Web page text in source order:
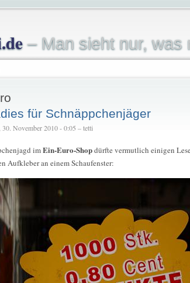
– Man sieht nur, was
für Schnäppchenjäger
30. November 2010 - 0:05 – tetti
imEin-Euro-Shopdürfte vermutlich einigen
Aufkleber an einem Schaufenster: